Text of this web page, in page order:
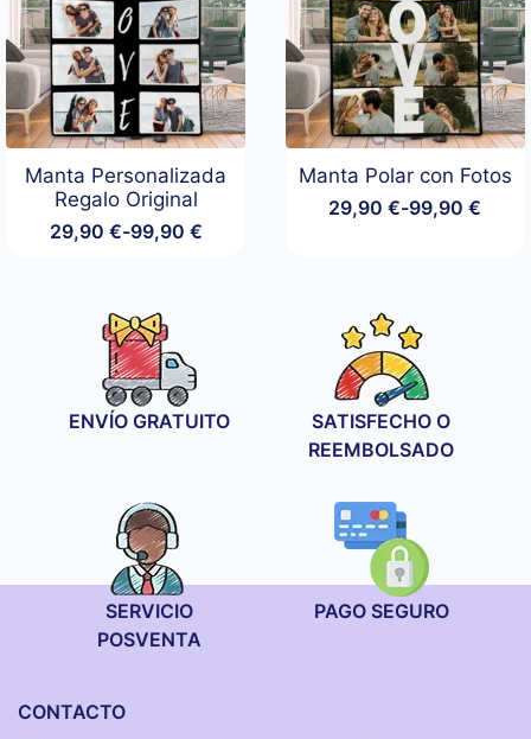
Manta Personalizada
Regalo Original
29,90 €-99,90 €
Rango
desde
29,90 €
hasta
99,90 €
Manta Polar con Fotos
29,90€-99,90€
Rango
hasta
99,90 €
ENVÍO GRATUITO
SATISFECHO O
REEMBOLSADO
SERVICIO
POSVENTA
PAGO SEGURO
CONTACTO